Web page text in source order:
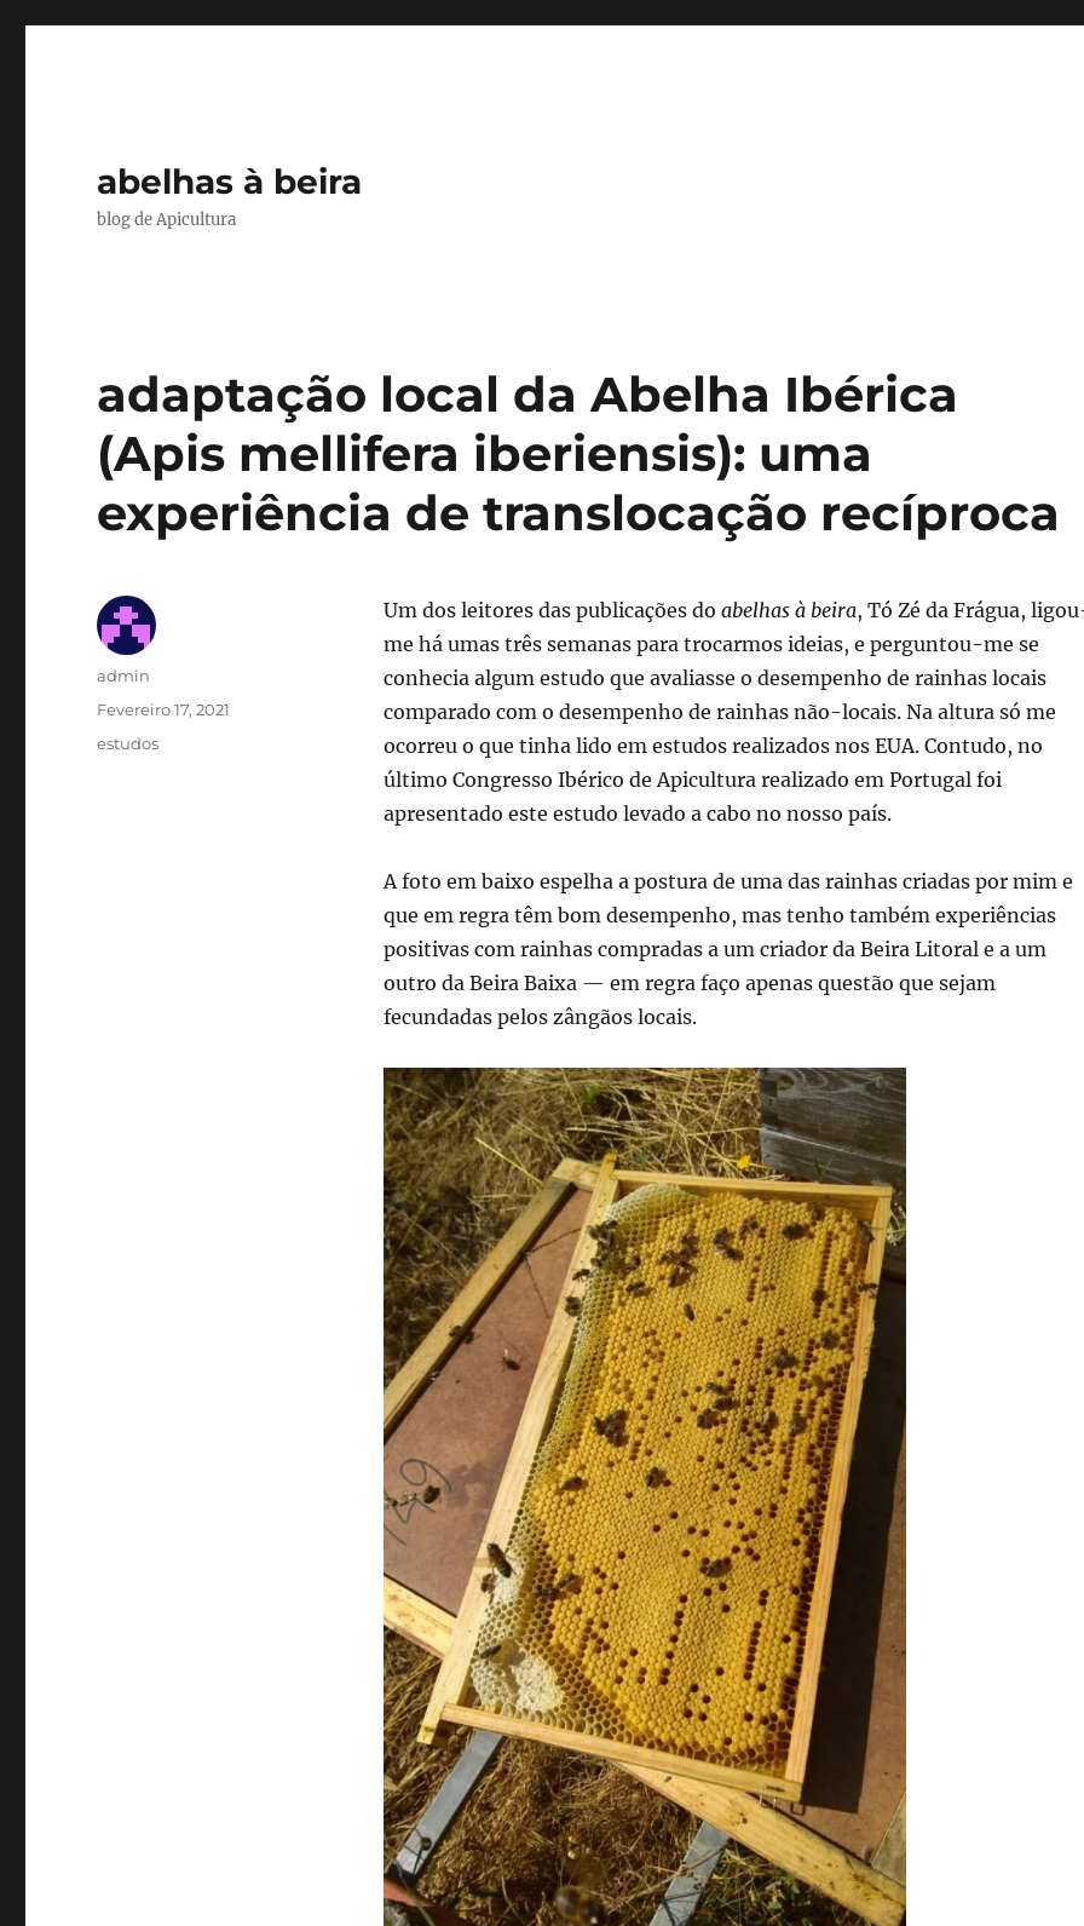
abelhas à beira
blog de Apicultura
adaptação local da Abelha Ibérica
(Apis mellifera iberiensis): uma
experiência de translocação recíproca
Um dos leitores das publicações do abelhas à beira, Tó Zé da Frágua,
me há umas três semanas para trocarmos ideias, e perguntou-me se
conhecia algum estudo que avaliasse o desempenho de rainhas locais
comparado com o desempenho de rainhas não-locais. Na altura só me
ocorreu o que tinha lido em estudos realizados nos EUA. Contudo, no
último Congresso Ibérico de Apicultura realizado em Portugal foi
apresentado este estudo levado a cabo no nosso país.
A foto em baixo espelha a postura de uma das rainhas criadas por mim e
que em regra têm bom desempenho, mas tenho também experiências
positivas com rainhas compradas a um criador da Beira Litoral e a um
outro da Beira Baixa — em regra faço apenas questão que sejam
fecundadas pelos zângãos locais.
Autor
admin
Publicado
Fevereiro 17, 2021
Categorias
estudos